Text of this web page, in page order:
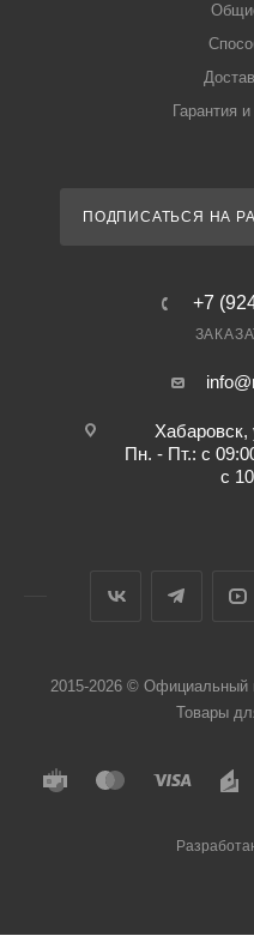
Гарантия
ПОДПИСАТЬСЯ НА
+7
Пн. - Пт.: с
с
2015-2026 © Официальный
Товары